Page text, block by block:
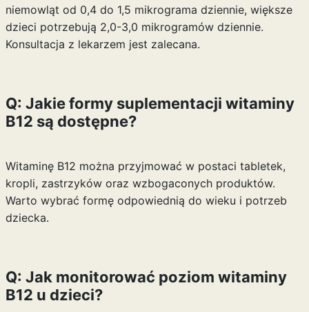
niemowląt od 0,4 do 1,5 mikrograma dziennie, większe
dzieci potrzebują 2,0-3,0 mikrogramów dziennie.
Konsultacja z lekarzem jest zalecana.
Q: Jakie formy suplementacji witaminy
B12 są dostępne?
Witaminę B12 można przyjmować w postaci tabletek,
kropli, zastrzyków oraz wzbogaconych produktów.
Warto wybrać formę odpowiednią do wieku i potrzeb
dziecka.
Q: Jak monitorować poziom witaminy
B12 u dzieci?